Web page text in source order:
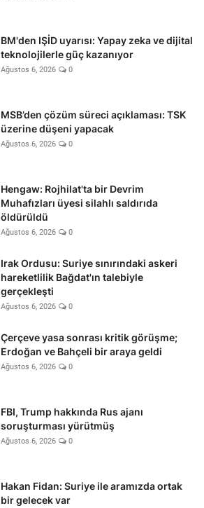
BM'den IŞİD uyarısı: Yapay zeka ve dijital
teknolojilerle güç kazanıyor
Ağustos 6, 2026 0
MSB’den çözüm süreci açıklaması: TSK
üzerine düşeni yapacak
Ağustos 6, 2026 0
Hengaw: Rojhilat'ta bir Devrim
Muhafızları üyesi silahlı saldırıda
öldürüldü
Ağustos 6, 2026 0
Irak Ordusu: Suriye sınırındaki askeri
hareketlilik Bağdat'ın talebiyle
gerçekleşti
Ağustos 6, 2026 0
Çerçeve yasa sonrası kritik görüşme;
Erdoğan ve Bahçeli bir araya geldi
Ağustos 6, 2026 0
FBI, Trump hakkında Rus ajanı
soruşturması yürütmüş
Ağustos 6, 2026 0
Hakan Fidan: Suriye ile aramızda ortak
bir gelecek var